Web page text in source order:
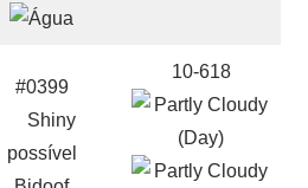
#0399
10-618